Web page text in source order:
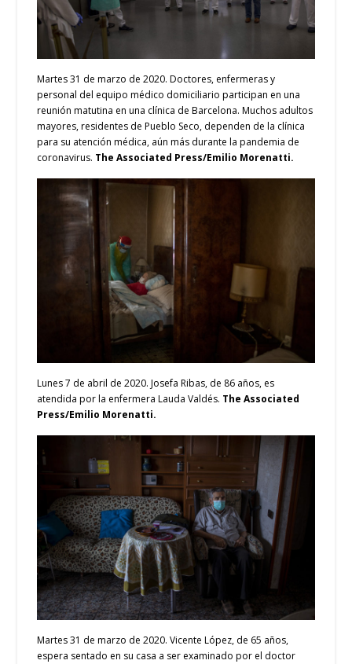
Martes 31 de marzo de 2020. Doctores, enfermeras y
personal del equipo médico domiciliario participan en una
reunión matutina en una clínica de Barcelona. Muchos adultos
mayores, residentes de Pueblo Seco, dependen de la clínica
para su atención médica, aún más durante la pandemia de
coronavirus. The Associated Press/Emilio Morenatti.
Lunes 7 de abril de 2020. Josefa Ribas, de 86 años, es
atendida por la enfermera Lauda Valdés. The Associated
Press/Emilio Morenatti.
Martes 31 de marzo de 2020. Vicente López, de 65 años,
espera sentado en su casa a ser examinado por el doctor